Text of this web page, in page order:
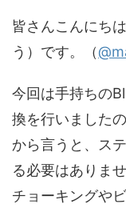
皆さんこんにち
う）です。（
今回は手持ちの
換を行いました
から言うと、ス
る必要はありま
チョーキングや